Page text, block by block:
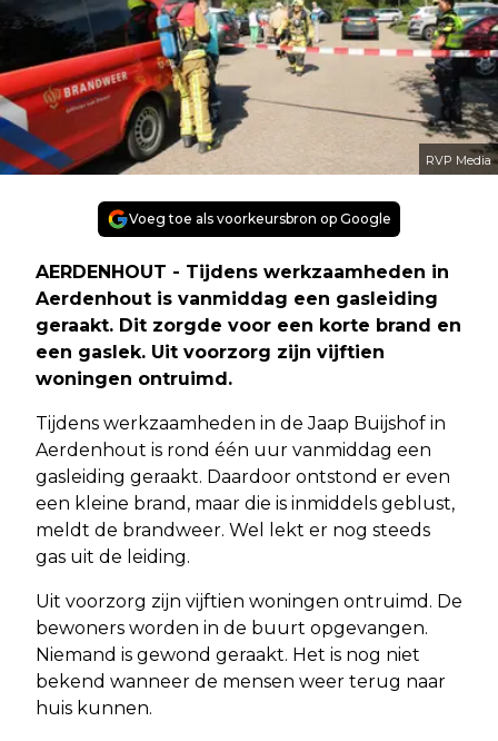
RVP Media
Voeg toe als voorkeursbron op Google
AERDENHOUT - Tijdens werkzaamheden in
Aerdenhout is vanmiddag een gasleiding
geraakt. Dit zorgde voor een korte brand en
een gaslek. Uit voorzorg zijn vijftien
woningen ontruimd.
Tijdens werkzaamheden in de Jaap Buijshof in
Aerdenhout is rond één uur vanmiddag een
gasleiding geraakt. Daardoor ontstond er even
een kleine brand, maar die is inmiddels geblust,
meldt de brandweer. Wel lekt er nog steeds
gas uit de leiding.
Uit voorzorg zijn vijftien woningen ontruimd. De
bewoners worden in de buurt opgevangen.
Niemand is gewond geraakt. Het is nog niet
bekend wanneer de mensen weer terug naar
huis kunnen.